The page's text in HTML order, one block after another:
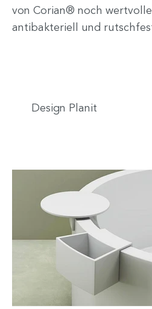
Design Planit
von Corian® noch
antibakteriell und